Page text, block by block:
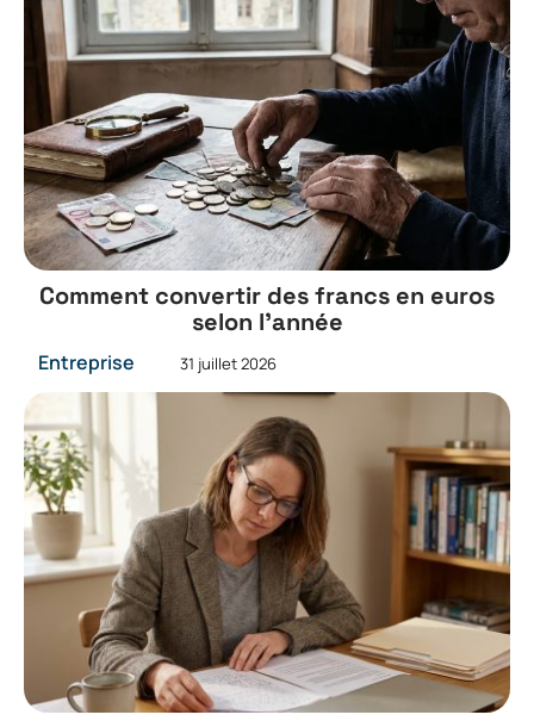
Comment convertir des francs en euros
selon l’année
Entreprise 31 juillet 2026